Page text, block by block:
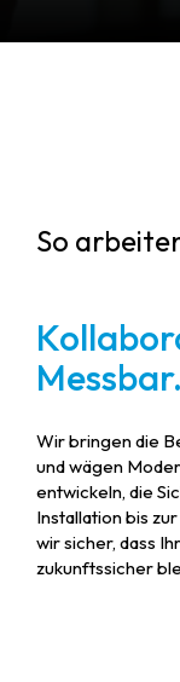
So
Messbar.
Wir bringen die
und wägen
entwickeln, die
Installation bis
wir sicher, dass
zukunftssicher